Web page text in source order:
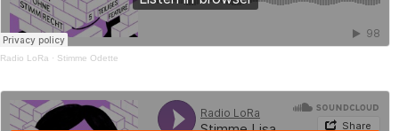
Radio LoRa · Stimme Odette